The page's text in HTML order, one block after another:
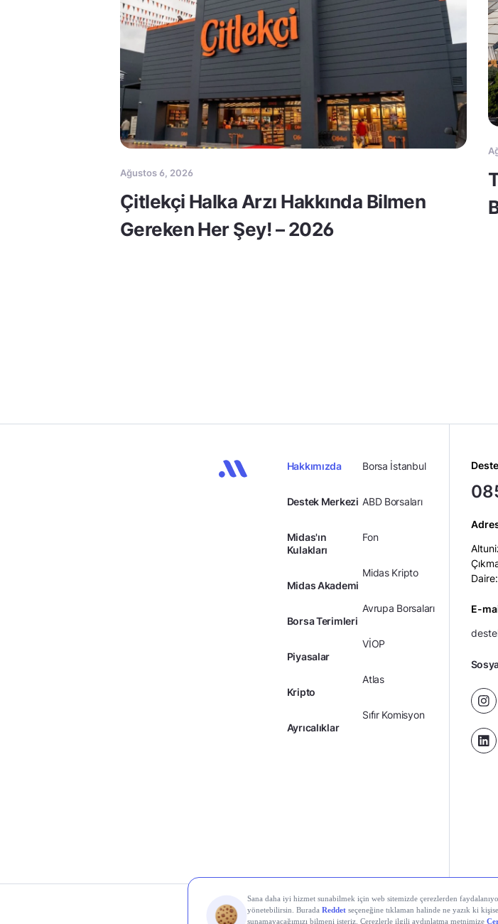
Ağustos 6, 2026
Çitlekçi Halka Arzı Hakkında Bilmen
Gereken Her Şey! – 2026
Hakkımızda
Destek Merkezi
Midas'ın
Kulakları
Midas Akademi
Borsa Terimleri
Piyasalar
Kripto
Ayrıcalıklar
Borsa İstanbul
ABD Borsaları
Fon
Midas Kripto
Avrupa Borsaları
VİOP
Atlas
Sıfır Komisyon
E-
© 2026 Midas Finansal Teknolojiler A.Ş. Tüm hakları saklıdır.